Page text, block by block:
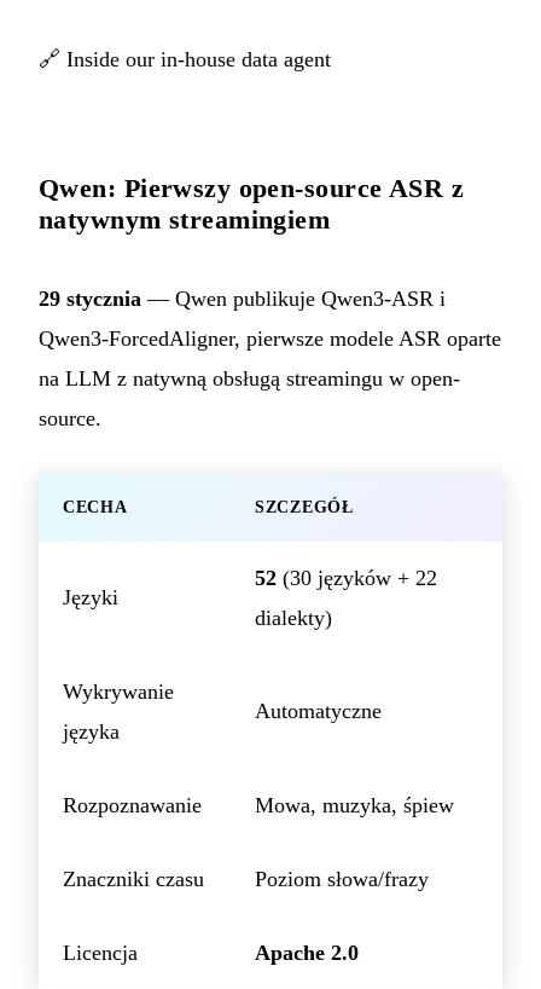
🔗 Inside our in-house data agent
Qwen: Pierwszy open-source ASR z
natywnym streamingiem
29 stycznia — Qwen publikuje Qwen3-ASR i
Qwen3-ForcedAligner, pierwsze modele ASR oparte
na LLM z natywną obsługą streamingu w open-
source.
CECHA SZCZEGÓŁ
Języki
52 (30 języków + 22
dialekty)
Wykrywanie
języka
Automatyczne
Rozpoznawanie Mowa, muzyka, śpiew
Znaczniki czasu Poziom słowa/frazy
Licencja Apache 2.0